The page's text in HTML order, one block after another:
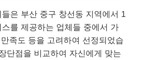
은 부산 중구 창선동 지역에서 1
를 제공하는 업체들 중에서 가
족도 등을 고려하여 선정되었습
단점을 비교하여 자신에게 맞는